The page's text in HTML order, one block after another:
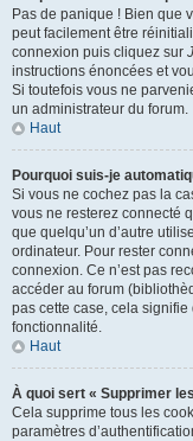
Pas de panique ! Bien que
peut facilement être
connexion puis cliquez sur
instructions énoncées et
Si toutefois vous ne
un administrateur du forum.
Haut
Pourquoi suis-je
Si vous ne cochez pas la
vous ne resterez connecté
que quelqu’un d’autre
ordinateur. Pour rester
connexion. Ce n’est pas
accéder au forum
pas cette case, cela signifie
fonctionnalité.
Haut
À quoi sert « Supprimer
Cela supprime tous les
paramètres